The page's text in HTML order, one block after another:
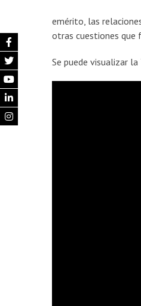
emérito, las
otras cuestiones que
Se puede visualizar